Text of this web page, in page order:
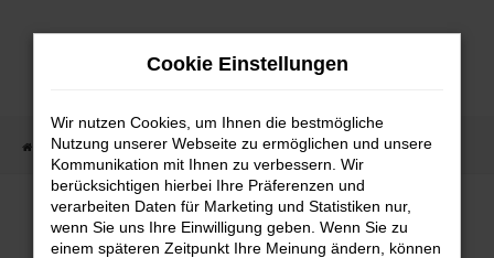
Zum
Startseite Fahrzeugangebote Fahrzeugmarkt
Fahrzeugmarkt
Cookie Einstellungen
Wir nutzen Cookies, um Ihnen die bestmögliche
Nutzung unserer Webseite zu ermöglichen und unsere
Kommunikation mit Ihnen zu verbessern. Wir
berücksichtigen hierbei Ihre Präferenzen und
verarbeiten Daten für Marketing und Statistiken nur,
wenn Sie uns Ihre Einwilligung geben. Wenn Sie zu
einem späteren Zeitpunkt Ihre Meinung ändern, können